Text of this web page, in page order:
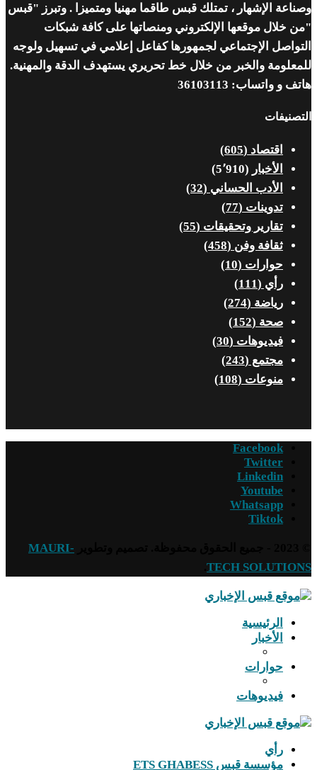
وصناعة الإشهار ، تمتلك قبس طاقما مهنيا ومتميزا . وتبرز "قبس
"من خلال موقعها الإلكتروني ومنصاتها على كافة شبكات
التواصل الإجتماعي لجمهورها كفاعل إعلامي في تسهيل ولوجه
للمعلومة والخبر من خلال خط تحريري يستهدف الدقة والمهنية.
هاتف و واتساب: 36103113
التصنيفات
اقتصاد (605)
الأخبار (5٬910)
الأدب الحساني (32)
تدوينات (77)
تقارير وتحقيقات (55)
ثقافة وفن (458)
حوارات (10)
رأي (111)
رياضة (274)
صحة (152)
فيديوهات (30)
مجتمع (243)
منوعات (108)
Facebook
Twitter
Linkedin
Youtube
Whatsapp
Tiktok
MAURI-
TECH SOLUTIONS
الرئيسية
الأخبار
حوارات
فيديوهات
رأي
مؤسسة قبس ETS GHABESS